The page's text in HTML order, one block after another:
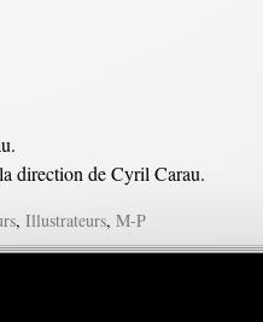
direction de Cyril Carau.
, Illustrateurs, M-P